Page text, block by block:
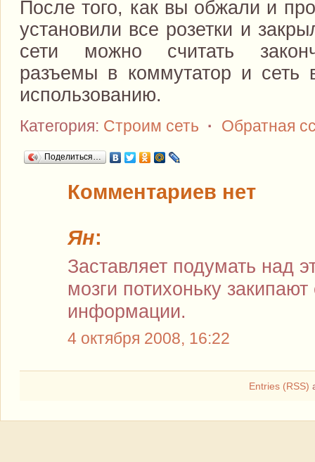
После того, как вы обжали и
установили все розетки и
сети можно считать
разъемы в коммутатор и сеть
использованию.
Категория: Строим сеть · Обратная
Поделиться…
Комментариев нет
Ян:
Заставляет подумать над
мозги потихоньку
информации.
4 октября 2008, 16:22
Entries (RSS)